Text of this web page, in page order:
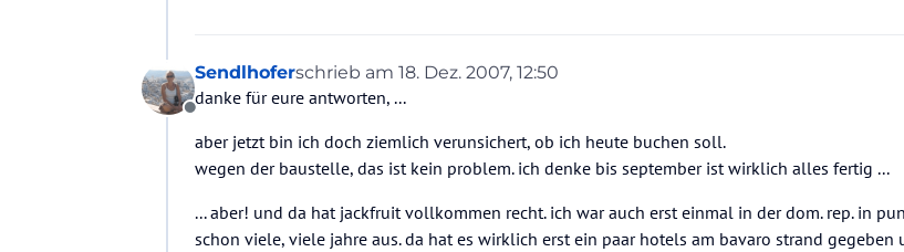
Offline
Sendlhoferschrieb am 18. Dez. 2007, 12:50
zuletzt editiert von
danke für eure antworten, ...
aber jetzt bin ich doch ziemlich verunsichert, ob ich heute buchen soll.
wegen der baustelle, das ist kein problem. ich denke bis september ist wirklich alles fertig ...
... aber! und da hat jackfruit vollkommen recht. ich war auch erst einmal in der dom. rep. in
schon viele, viele jahre aus. da hat es wirklich erst ein paar hotels am bavaro strand gegeben